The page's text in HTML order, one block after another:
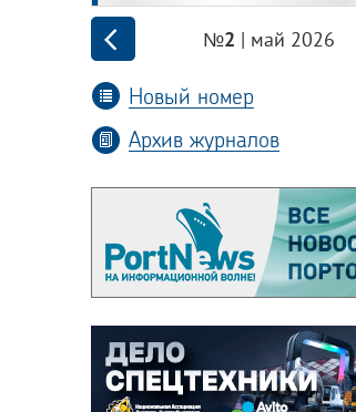
№2 | май 2026
Новый номер
Архив журналов